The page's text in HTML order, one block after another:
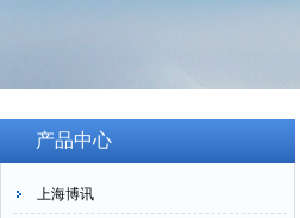
产品中心
上海博讯